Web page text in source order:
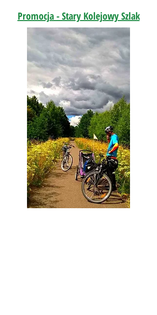
Promocja - Stary Kolejowy Szlak